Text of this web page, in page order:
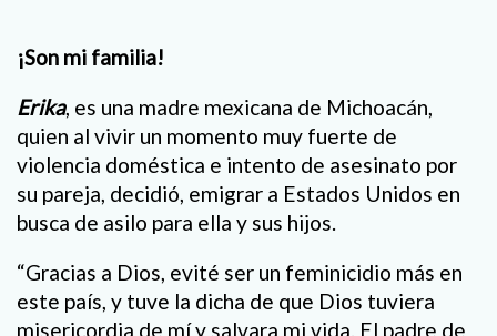
¡Son mi familia!
Erika, es una madre mexicana de Michoacán,
quien al vivir un momento muy fuerte de
violencia doméstica e intento de asesinato por
su pareja, decidió, emigrar a Estados Unidos en
busca de asilo para ella y sus hijos.
“Gracias a Dios, evité ser un feminicidio más en
este país, y tuve la dicha de que Dios tuviera
misericordia de mí y salvara mi vida. El padre de